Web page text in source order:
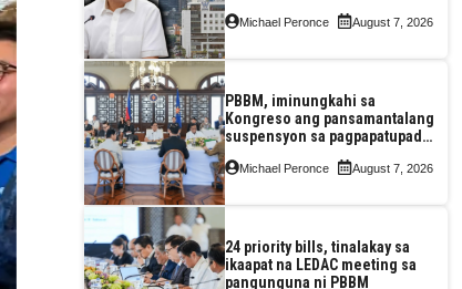
pagkaantala ng public
Michael Peronce August 7, 2026
PBBM, iminungkahi sa
Kongreso ang pansamantalang
suspensyon sa pagpapatupad
Assessment Reform Act
Michael Peronce August 7, 2026
24 priority bills, tinalakay sa
ikaapat na LEDAC meeting sa
pangunguna ni PBBM